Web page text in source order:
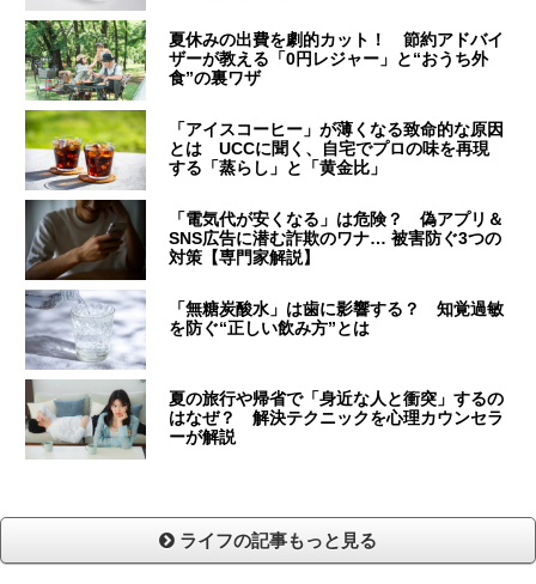
夏休みの出費を劇的カット！ 節約アドバイ
ザーが教える「0円レジャー」と“おうち外
食”の裏ワザ
「アイスコーヒー」が薄くなる致命的な原因
とは UCCに聞く、自宅でプロの味を再現
する「蒸らし」と「黄金比」
「電気代が安くなる」は危険？ 偽アプリ＆
SNS広告に潜む詐欺のワナ… 被害防ぐ3つの
対策【専門家解説】
「無糖炭酸水」は歯に影響する？ 知覚過敏
を防ぐ“正しい飲み方”とは
夏の旅行や帰省で「身近な人と衝突」するの
はなぜ？ 解決テクニックを心理カウンセラ
ーが解説
ライフの記事もっと見る